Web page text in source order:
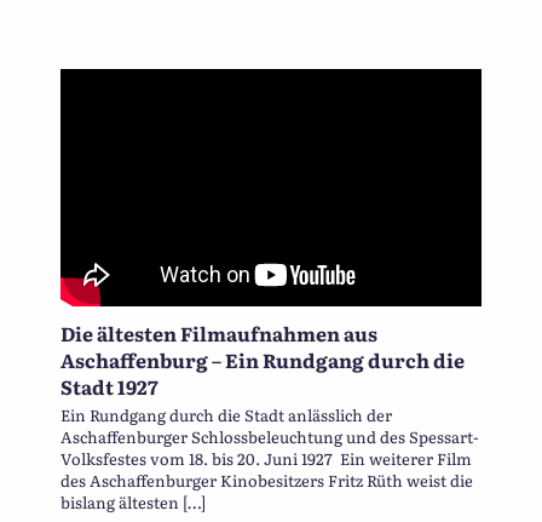
Die ältesten Filmaufnahmen aus
Aschaffenburg – Ein Rundgang durch die
Stadt 1927
Ein Rundgang durch die Stadt anlässlich der
Aschaffenburger Schlossbeleuchtung und des Spessart-
Volksfestes vom 18. bis 20. Juni 1927 Ein weiterer Film
des Aschaffenburger Kinobesitzers Fritz Rüth weist die
bislang ältesten […]